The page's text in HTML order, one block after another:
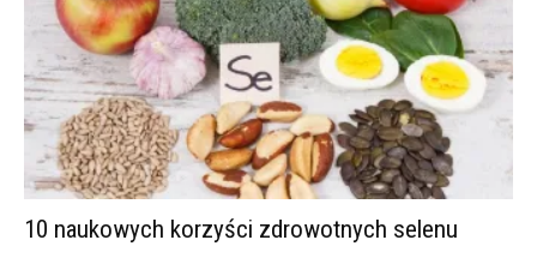
10 naukowych korzyści zdrowotnych selenu